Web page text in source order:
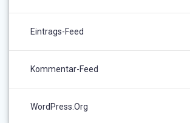
Eintrags-Feed
Kommentar-Feed
WordPress.org